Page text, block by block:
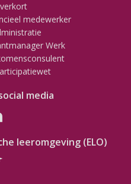
medewerker
Werk
media
leeromgeving (ELO)